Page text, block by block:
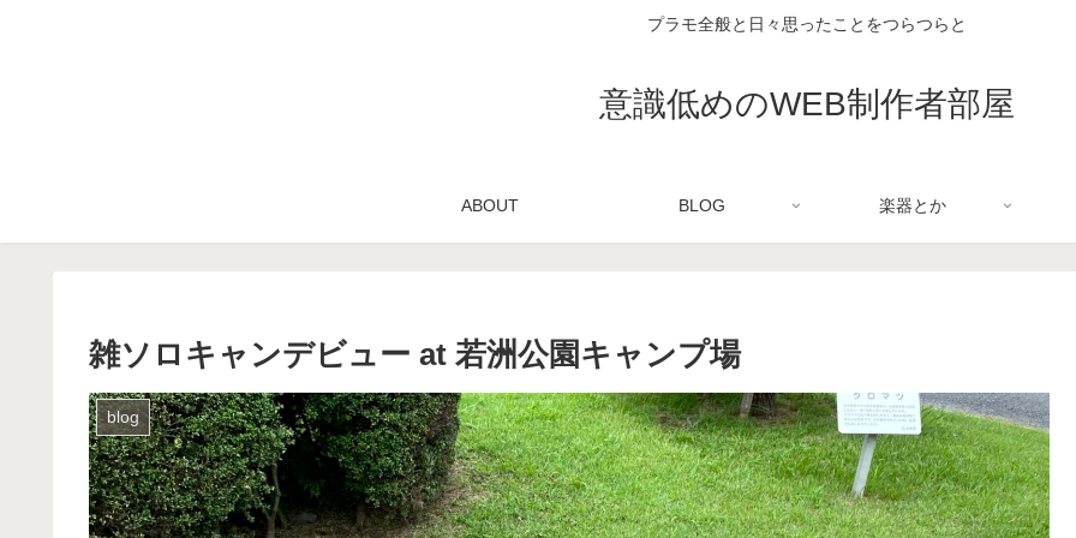
プラモ全般と日々思ったことをつらつらと
意識低めのWEB制作者部屋
ABOUT BLOG 楽器とか
雑ソロキャンデビュー at 若洲公園キャンプ場
blog